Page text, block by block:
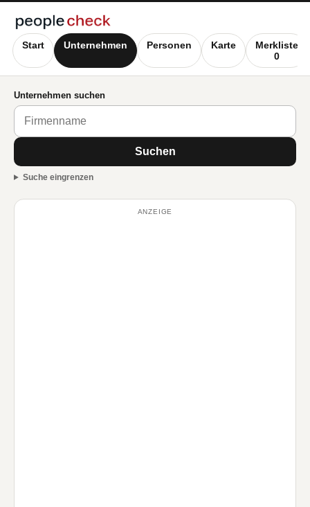
Start Unternehmen Personen Karte
Merkliste
0
Unternehmen suchen
Suchen
Suche eingrenzen
ANZEIGE